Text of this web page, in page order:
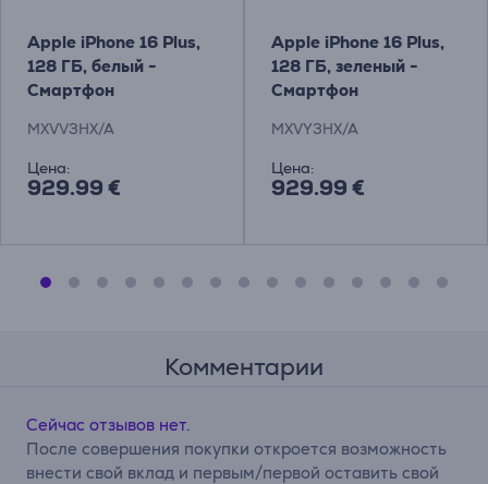
Apple iPhone 16 Plus,
128 ГБ, белый -
Смартфон
MXVV3HX/A
Цена:
929.99 €
Apple iPhone 16 Plus,
128 ГБ, зеленый -
Смартфон
MXVY3HX/A
Цена:
929.99 €
Комментарии
Сейчас отзывов нет.
После совершения покупки откроется возможность
внести свой вклад и первым/первой оставить свой